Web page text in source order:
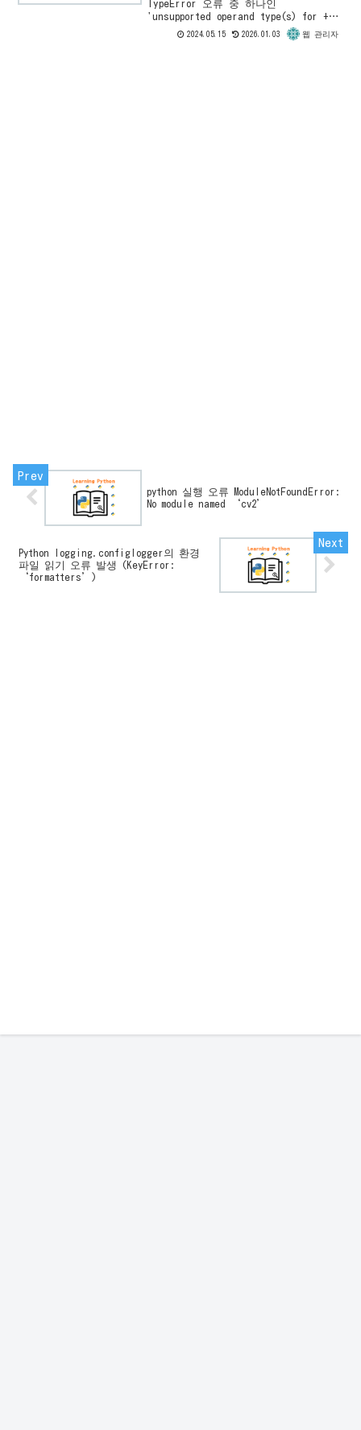
TypeError 오류 중 하나인
'unsupported operand type(s) for +:
'int' and 'str'' 오류를 해결하는 방
법을 알아보세요. 숫자와 문자열을 연산
2024.05.15 2026.01.03 웹 관리자
python 실행 오류 ModuleNotFoundError:
No module named ‘cv2’
Python logging.configlogger의 환경
파일 읽기 오류 발생 (KeyError:
‘formatters’)